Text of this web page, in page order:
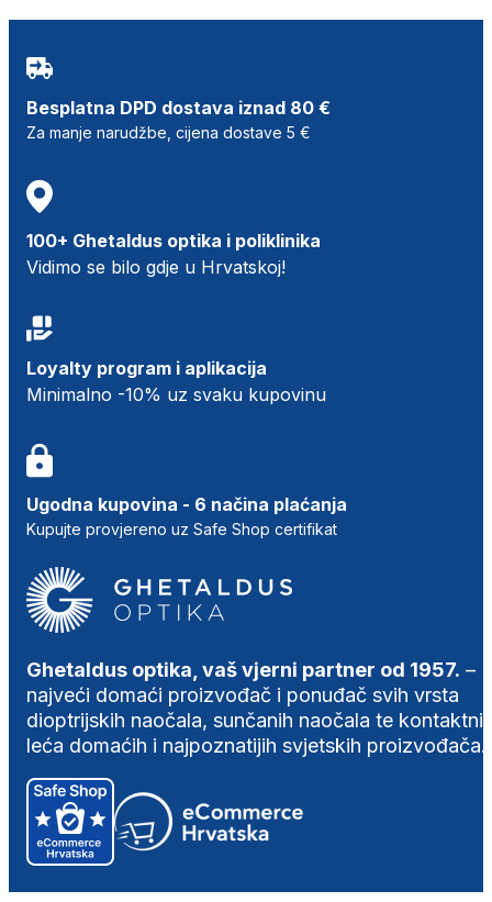
Besplatna DPD dostava iznad 80 €
Za manje narudžbe, cijena dostave 5 €
100+ Ghetaldus optika i poliklinika
Vidimo se bilo gdje u Hrvatskoj!
Loyalty program i aplikacija
Minimalno -10% uz svaku kupovinu
Ugodna kupovina - 6 načina plaćanja
Kupujte provjereno uz Safe Shop certifikat
Ghetaldus optika, vaš vjerni partner od 1957. –
najveći domaći proizvođač i ponuđač svih vrsta
dioptrijskih naočala, sunčanih naočala te
leća domaćih i najpoznatijih svjetskih proizvođača.